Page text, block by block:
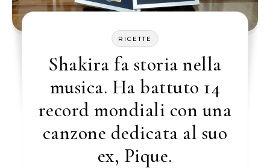
RICETTE
Shakira fa storia nella
musica. Ha battuto 14
record mondiali con una
canzone dedicata al suo
ex, Pique.